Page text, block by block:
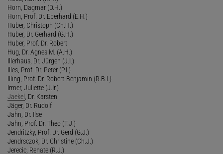
Horn, Dagmar (D.H.)
Horn, Prof. Dr. Eberhard (E.H.)
Huber, Christoph (Ch.H.)
Huber, Dr. Gerhard (G.H.)
Huber, Prof. Dr. Robert
Hug, Dr. Agnes M. (A.H.)
Illerhaus, Dr. Jürgen (J.I.)
Illes, Prof. Dr. Peter (P.I.)
Illing, Prof. Dr. Robert-Benjamin (R.B.I.)
Irmer, Juliette (J.Ir.)
Jaekel , Dr. Karsten
Jäger, Dr. Rudolf
Jahn, Dr. Ilse
Jahn, Prof. Dr. Theo (T.J.)
Jendritzky, Prof. Dr. Gerd (G.J.)
Jendrsczok, Dr. Christine (Ch.J.)
Jerecic, Renate (R.J.)